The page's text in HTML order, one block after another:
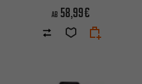
AB 58,99€